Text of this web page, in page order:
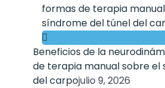
Beneficios de la
de terapia manual sobre el
del carpojulio 9, 2026